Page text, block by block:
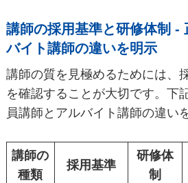
講師の採用基準と研修体制 -
バイト講師の違いを明示
講師の質を見極めるためには、
を確認することが大切です。下
員講師とアルバイト講師の違い
講師の
種類
採用基準
研修体
制